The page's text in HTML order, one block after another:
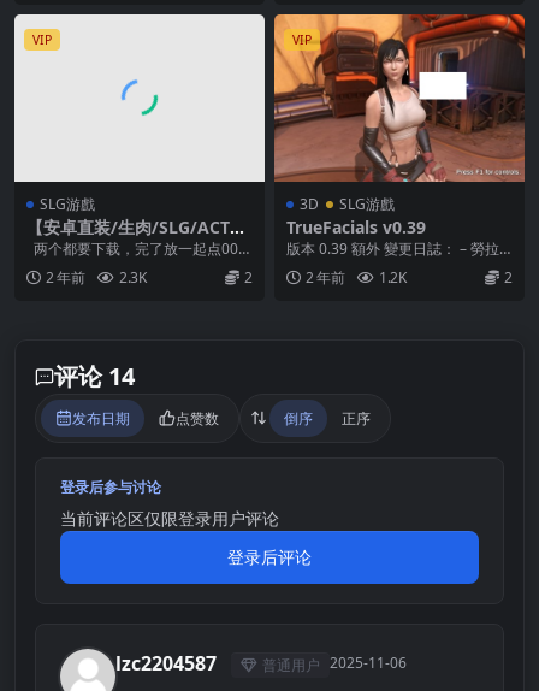
VIP
SLG游戲
【安卓直装/生肉/SLG/ACT】
涩涩方块人
两个都要下载，完了放一起点001
解压码：uuqy 拿走吱吱吱
2 年前 2.3K 2
VIP
3D SLG游戲
TrueFacials v0.39
版本 0.39 額外 變更日誌： – 勞拉 –
古墓麗影的崛起 – Mercy ...
2 年前 1.2K 2
评论 14
发布日期 点赞数 倒序 正序
登录后参与讨论
当前评论区仅限登录用户评论
登录后评论
L lzc2204587 普通用户 2025-11-06